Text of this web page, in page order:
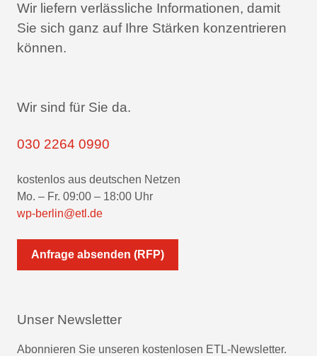
Wir liefern verlässliche Informationen, damit
Sie sich ganz auf Ihre Stärken konzentrieren
können.
Wir sind für Sie da.
030 2264 0990
kostenlos aus deutschen Netzen
Mo. – Fr. 09:00 – 18:00 Uhr
wp-berlin@etl.de
Anfrage absenden (RFP)
Unser Newsletter
Abonnieren Sie unseren kostenlosen ETL-Newsletter.